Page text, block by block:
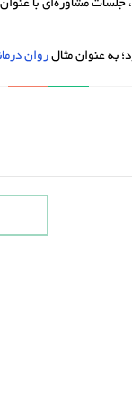
مشاوره‌ای با
به عنوان مثال روان